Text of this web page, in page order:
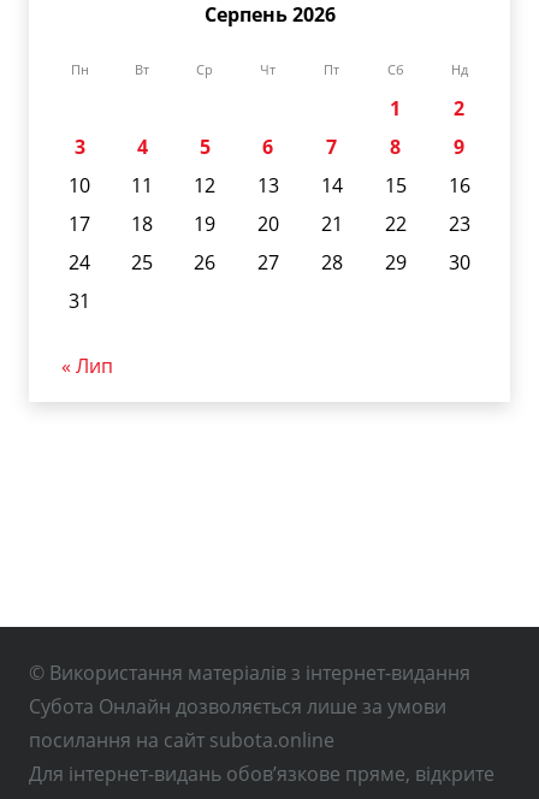
Серпень 2026
Пн Вт Ср Чт Пт Сб Нд
1
2
3
4 5 6 7 8
9
10
11 12 13 14 15
16
17
18 19 20 21 22
23
24
25 26 27 28 29
30
31
« Лип
© Використання матеріалів з інтернет-видання
Субота Онлайн дозволяється лише за умови
посилання на сайт subota.online
Для інтернет-видань обов’язкове пряме, відкрите